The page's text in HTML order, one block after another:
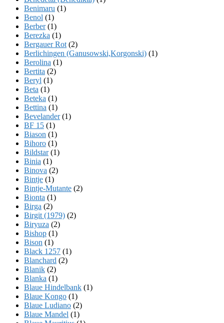
Benimaru (1)
Benol (1)
Berber(1)
Berezka (1)
Bergauer Rot (2)
Berlichingen (Ganusowski,Korgonski) (1)
Berolina (1)
Bertita (2)
Beryl (1)
Beta (1)
Beteka (1)
Bettina (1)
Bevelander(1)
BF 15 (1)
Biason (1)
Bihoro (1)
Bildstar(1)
Binia (1)
Binova (2)
Bintje (1)
Bintje-Mutante (2)
Bionta (1)
Birga (2)
Birgit (1979) (2)
Biryuza (2)
Bishop (1)
Bison (1)
Black 1257 (1)
Blanchard (2)
Blanik (2)
Blanka (1)
Blaue Hindelbank (1)
Blaue Kongo (1)
Blaue Ludiano (2)
Blaue Mandel (1)